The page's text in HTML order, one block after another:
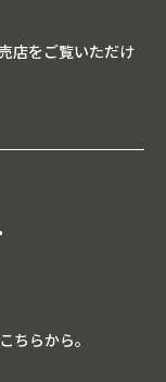
店をご覧いただけ
ちらから。